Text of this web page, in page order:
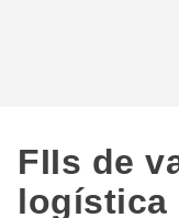
FIIs de
logística